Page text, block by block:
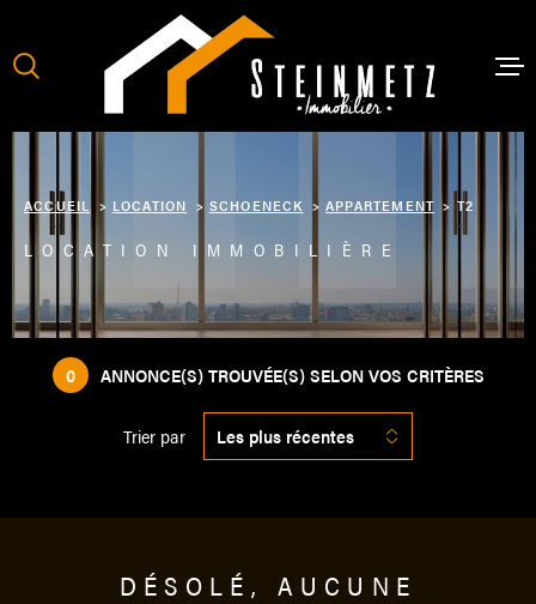
menu
contenu
VENTES
NOTRE
ACCUEIL LOCATION SCHOENECK APPARTEMENT T2
LOCATION IMMOBILIÈRE
0 ANNONCE(S) TROUVÉE(S) SELON VOS CRITÈRES
Trier par Les plus récentes
DÉSOLÉ, AUCUNE